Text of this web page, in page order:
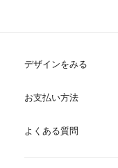
デザインをみる
お支払い方法
よくある質問